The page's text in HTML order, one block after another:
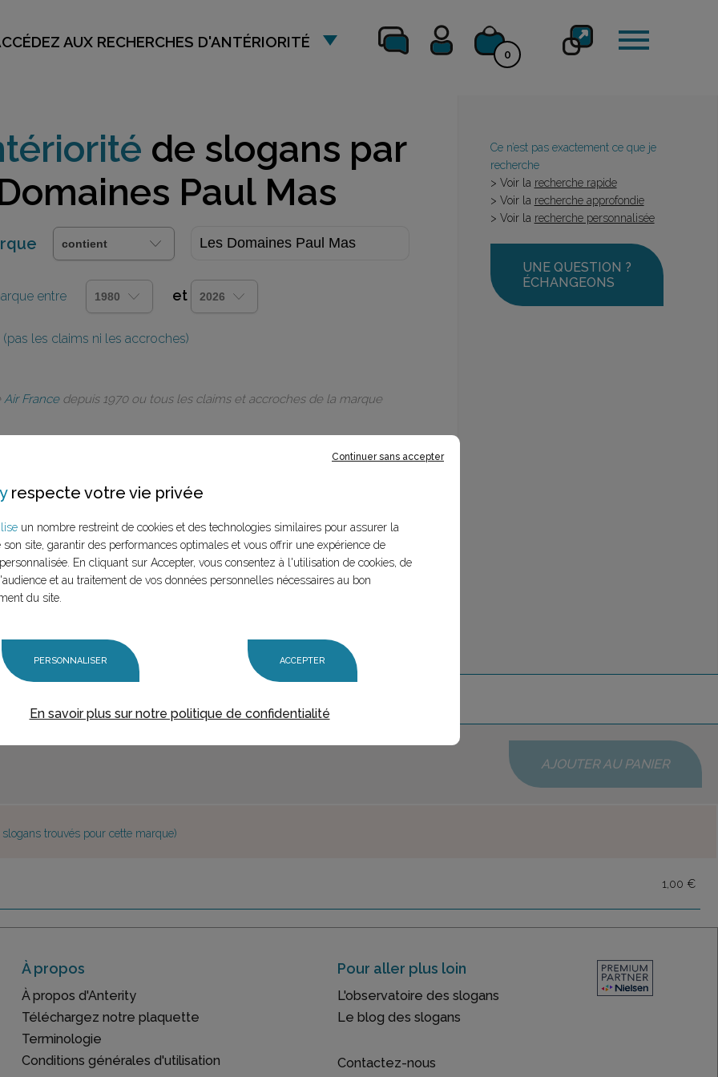
AUX RECHERCHES D'ANTÉRIORITÉ
0
de slogans par
Paul Mas
entre et
les claims ni les accroches)
Air Francedepuis 1970 ou tous les claims et accroches de la marque
(mère et
claim,
LANCER LA RECHERCHE
Ce n’est pas exactement ce que je
recherche
> Voir la recherche rapide
> Voir la recherche approfondie
> Voir la recherche personnalisée
UNE QUESTION ?
ÉCHANGEONS
AJOUTER AU PANIER
trouvés pour cette marque)
1,00 €
À propos
À propos d'Anterity
Téléchargez notre plaquette
Terminologie
Conditions générales d'utilisation
Pour aller plus loin
L'observatoire des slogans
Le blog des slogans
Contactez-nous
Continuer sans accepter
respecte votre vie privée
un nombre restreint de cookies et des technologies similaires pour assurer la
son site, garantir des performances optimales et vous offrir une expérience de
En cliquant sur Accepter, vous consentez à l'utilisation de cookies, de
et au traitement de vos données personnelles nécessaires au bon
du site.
PERSONNALISER ACCEPTER
En savoir plus sur notre politique de confidentialité